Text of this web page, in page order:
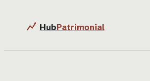
HubPatrimonial